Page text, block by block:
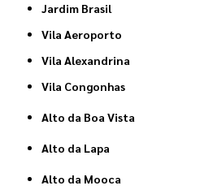
Jardim Brasil
Vila Aeroporto
Vila Alexandrina
Vila Congonhas
Alto da Boa Vista
Alto da Lapa
Alto da Mooca